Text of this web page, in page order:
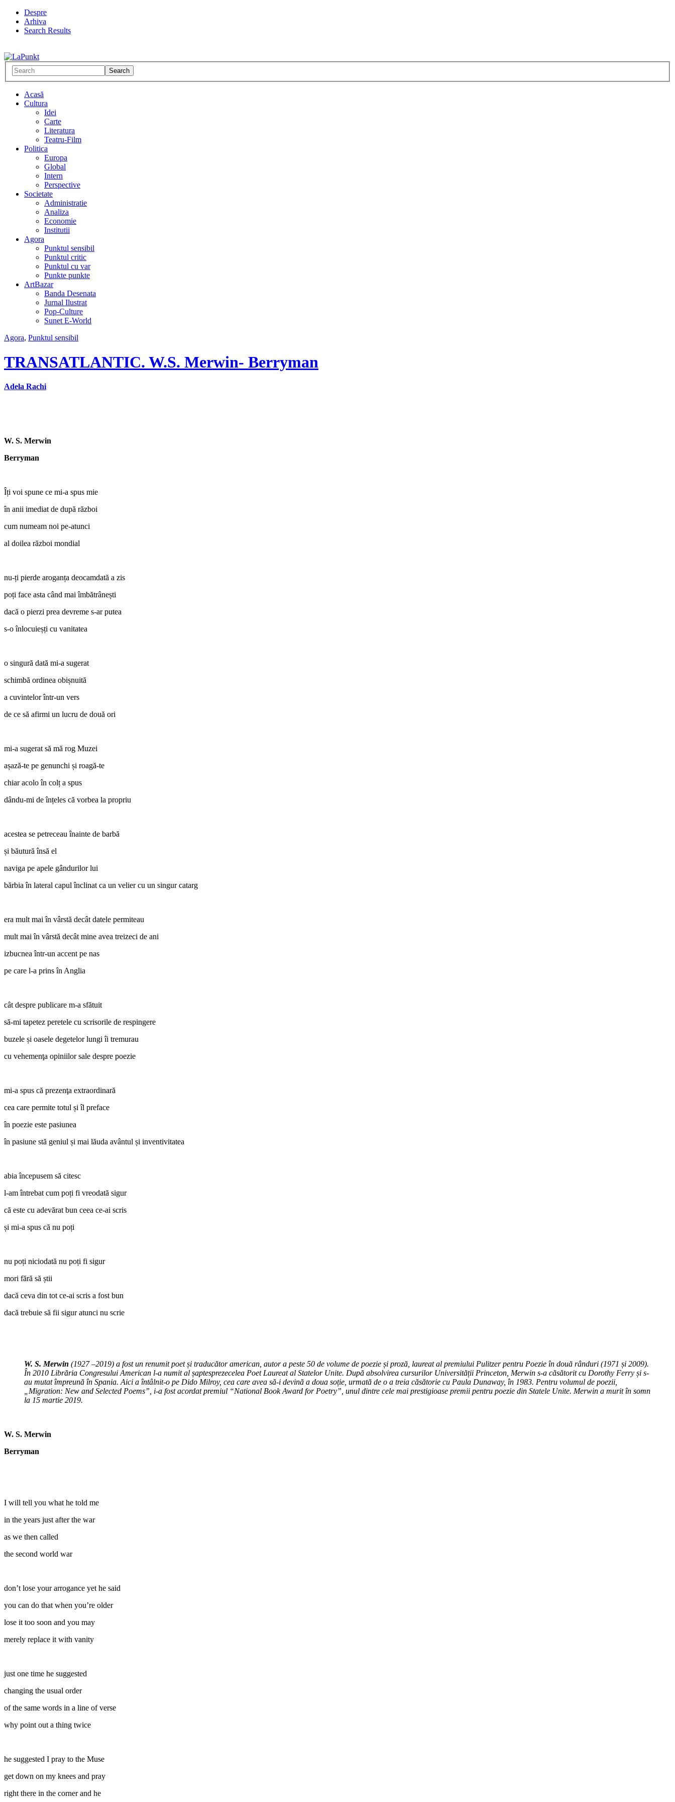
Despre
Arhiva
Search Results
Acasă
Cultura
Idei
Carte
Literatura
Teatru-Film
Politica
Europa
Global
Intern
Perspective
Societate
Administratie
Analiza
Economie
Institutii
Agora
Punktul sensibil
Punktul critic
Punktul cu var
Punkte punkte
ArtBazar
Banda Desenata
Jurnal Ilustrat
Pop-Culture
Sunet E-World
Agora, Punktul sensibil
TRANSATLANTIC. W.S. Merwin- Berryman
Adela Rachi
W. S. Merwin
Berryman
Îți voi spune ce mi-a spus mie
în anii imediat de după război
cum numeam noi pe-atunci
al doilea război mondial
nu-ți pierde aroganța deocamdată a zis
poți face asta când mai îmbătrânești
dacă o pierzi prea devreme s-ar putea
s-o înlocuieșți cu vanitatea
o singură dată mi-a sugerat
schimbă ordinea obișnuită
a cuvintelor într-un vers
de ce să afirmi un lucru de două ori
mi-a sugerat să mă rog Muzei
așază-te pe genunchi și roagă-te
chiar acolo în colț a spus
dându-mi de înțeles că vorbea la propriu
acestea se petreceau înainte de barbă
și băutură însă el
naviga pe apele gândurilor lui
bărbia în lateral capul înclinat ca un velier cu un singur catarg
era mult mai în vârstă decât datele permiteau
mult mai în vârstă decât mine avea treizeci de ani
izbucnea într-un accent pe nas
pe care l-a prins în Anglia
cât despre publicare m-a sfătuit
să-mi tapetez peretele cu scrisorile de respingere
buzele și oasele degetelor lungi îi tremurau
cu vehemenţa opiniilor sale despre poezie
mi-a spus că prezenţa extraordinară
cea care permite totul și îl preface
în poezie este pasiunea
în pasiune stă geniul și mai lăuda avântul și inventivitatea
abia începusem să citesc
l-am întrebat cum poți fi vreodată sigur
că este cu adevărat bun ceea ce-ai scris
și mi-a spus că nu poți
nu poți niciodată nu poți fi sigur
mori fără să știi
dacă ceva din tot ce-ai scris a fost bun
dacă trebuie să fii sigur atunci nu scrie
W. S. Merwin (1927 –2019) a fost un renumit poet și traducător american, autor a peste 50 de volume de poezie și proză, laureat al premiului Pulitzer pentru Poezie în două rânduri (1971 și 2009).
În 2010 Librăria Congresului American l-a numit al șaptesprezecelea Poet Laureat al Statelor Unite. După absolvirea cursurilor Universității Princeton, Merwin s-a căsătorit cu Dorothy Ferry și s-
au mutat împreună în Spania. Aici a întâlnit-o pe Dido Milroy, cea care avea să-i devină a doua soție, urmată de o a treia căsătorie cu Paula Dunaway, în 1983. Pentru volumul de poezii,
„Migration: New and Selected Poems”, i-a fost acordat premiul “National Book Award for Poetry”, unul dintre cele mai prestigioase premii pentru poezie din Statele Unite. Merwin a murit în somn
la 15 martie 2019.
W. S. Merwin
Berryman
I will tell you what he told me
in the years just after the war
as we then called
the second world war
don’t lose your arrogance yet he said
you can do that when you’re older
lose it too soon and you may
merely replace it with vanity
just one time he suggested
changing the usual order
of the same words in a line of verse
why point out a thing twice
he suggested I pray to the Muse
get down on my knees and pray
right there in the corner and he